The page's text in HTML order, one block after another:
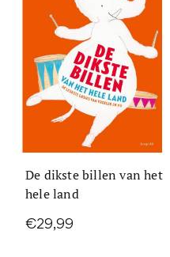
De dikste billen van het
hele land
€29,99